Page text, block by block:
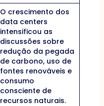
O crescimento dos
data centers
intensificou as
discussões sobre
redução da pegada
de carbono, uso de
fontes renováveis e
consumo
consciente de
recursos naturais.